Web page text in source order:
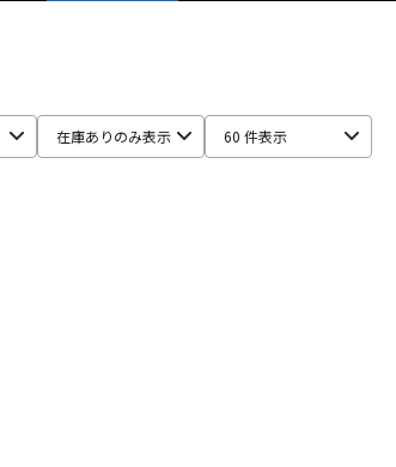
在庫ありのみ表示 60 件表示